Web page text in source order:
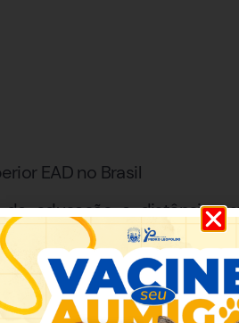
EAD no Brasil
educação a distância
que se adapta ao ritmo de
interativas, encontros
virtuais acessíveis a
disponibilidade, sem